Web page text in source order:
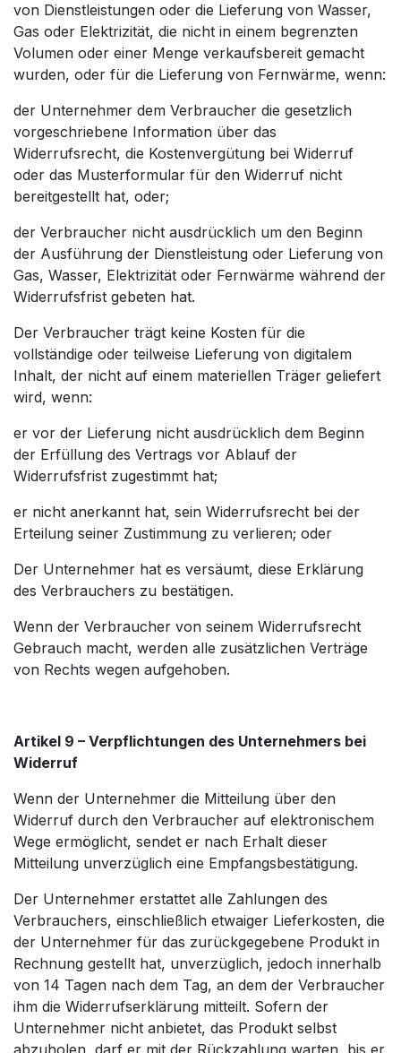
von Dienstleistungen oder die Lieferung von Wasser,
Gas oder Elektrizität, die nicht in einem begrenzten
Volumen oder einer Menge verkaufsbereit gemacht
wurden, oder für die Lieferung von Fernwärme, wenn:
der Unternehmer dem Verbraucher die gesetzlich
vorgeschriebene Information über das
Widerrufsrecht, die Kostenvergütung bei Widerruf
oder das Musterformular für den Widerruf nicht
bereitgestellt hat, oder;
der Verbraucher nicht ausdrücklich um den Beginn
der Ausführung der Dienstleistung oder Lieferung von
Gas, Wasser, Elektrizität oder Fernwärme während der
Widerrufsfrist gebeten hat.
Der Verbraucher trägt keine Kosten für die
vollständige oder teilweise Lieferung von digitalem
Inhalt, der nicht auf einem materiellen Träger geliefert
wird, wenn:
er vor der Lieferung nicht ausdrücklich dem Beginn
der Erfüllung des Vertrags vor Ablauf der
Widerrufsfrist zugestimmt hat;
er nicht anerkannt hat, sein Widerrufsrecht bei der
Erteilung seiner Zustimmung zu verlieren; oder
Der Unternehmer hat es versäumt, diese Erklärung
des Verbrauchers zu bestätigen.
Wenn der Verbraucher von seinem Widerrufsrecht
Gebrauch macht, werden alle zusätzlichen Verträge
von Rechts wegen aufgehoben.
Artikel 9 – Verpflichtungen des Unternehmers bei
Widerruf
Wenn der Unternehmer die Mitteilung über den
Widerruf durch den Verbraucher auf elektronischem
Wege ermöglicht, sendet er nach Erhalt dieser
Mitteilung unverzüglich eine Empfangsbestätigung.
Der Unternehmer erstattet alle Zahlungen des
Verbrauchers, einschließlich etwaiger Lieferkosten, die
der Unternehmer für das zurückgegebene Produkt in
Rechnung gestellt hat, unverzüglich, jedoch innerhalb
von 14 Tagen nach dem Tag, an dem der Verbraucher
ihm die Widerrufserklärung mitteilt. Sofern der
Unternehmer nicht anbietet, das Produkt selbst
abzuholen, darf er mit der Rückzahlung warten, bis er